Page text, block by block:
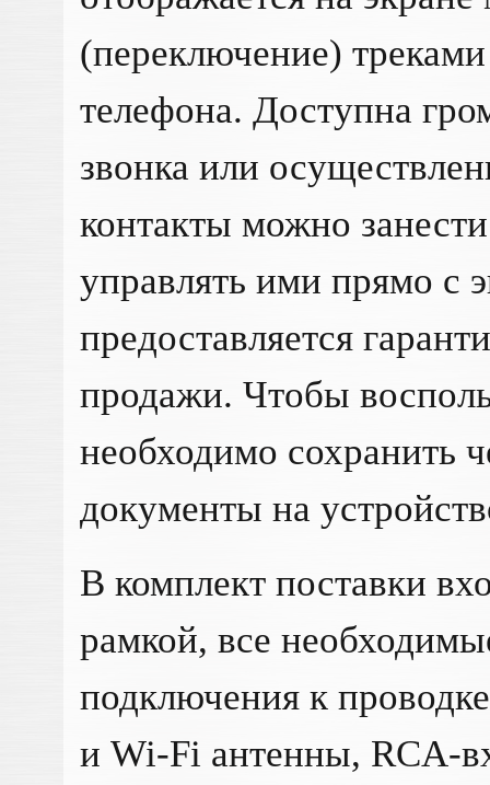
(переключение)
телефона. Доступна
звонка или
контакты можно
управлять ими прямо с
предоставляется
продажи. Чтобы
необходимо сохранить
документы на
В комплект поставки
рамкой, все
подключения к
и Wi-Fi антенны, RCA-